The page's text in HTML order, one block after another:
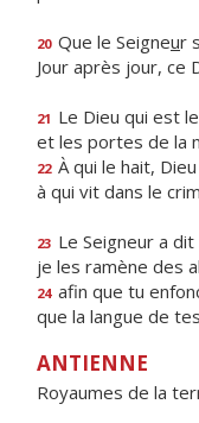
20 Que le Seigneur
Jour après jour, ce
21 Le Dieu qui est
et les portes de la
22 À qui le hait,
à qui vit dans le
23 Le Seigneur a dit
je les ramène des
24 afin que tu
que la langue de
ANTIENNE
Royaumes de la